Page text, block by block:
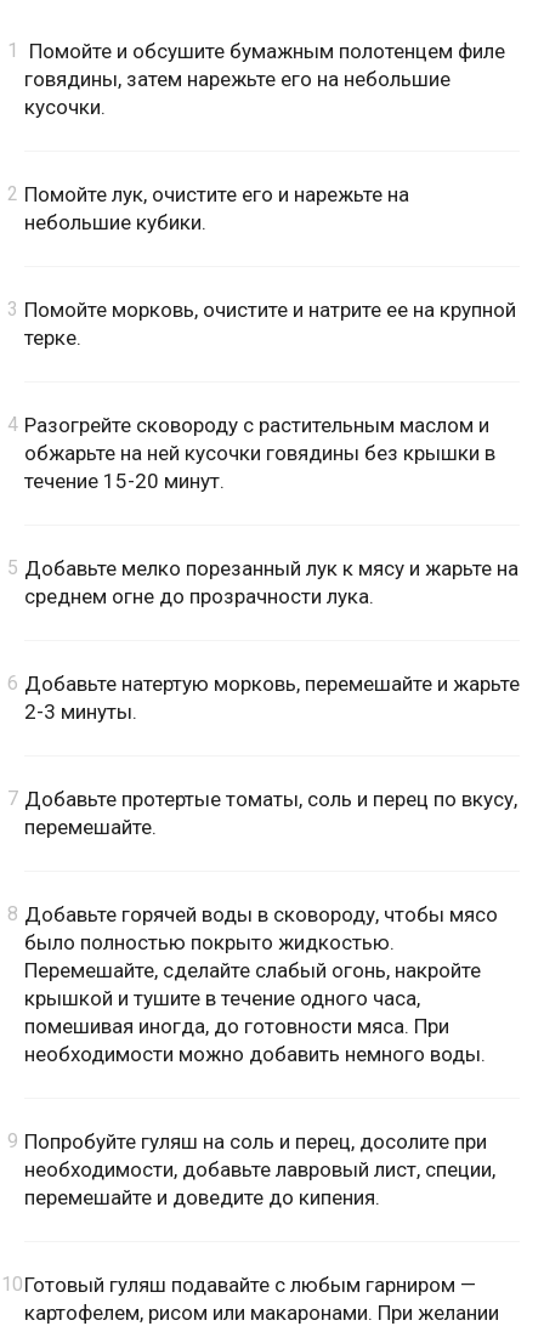
Помойте и обсушите бумажным полотенцем филе
говядины, затем нарежьте его на небольшие
кусочки.
Помойте лук, очистите его и нарежьте на
небольшие кубики.
Помойте морковь, очистите и натрите ее на крупной
терке.
Разогрейте сковороду с растительным маслом и
обжарьте на ней кусочки говядины без крышки в
течение 15-20 минут.
Добавьте мелко порезанный лук к мясу и жарьте на
среднем огне до прозрачности лука.
Добавьте натертую морковь, перемешайте и жарьте
2-3 минуты.
Добавьте протертые томаты, соль и перец по вкусу,
перемешайте.
Добавьте горячей воды в сковороду, чтобы мясо
было полностью покрыто жидкостью.
Перемешайте, сделайте слабый огонь, накройте
крышкой и тушите в течение одного часа,
помешивая иногда, до готовности мяса. При
необходимости можно добавить немного воды.
Попробуйте гуляш на соль и перец, досолите при
необходимости, добавьте лавровый лист, специи,
перемешайте и доведите до кипения.
Готовый гуляш подавайте с любым гарниром —
картофелем, рисом или макаронами. При желании